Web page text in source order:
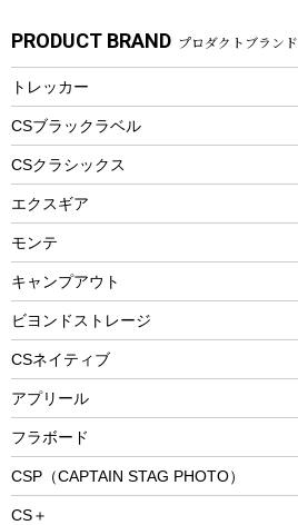
マグカップ、カップ
ステンレスボトル
フードボトル
トレー
ランチョンマット
ランチボックス
スプレー関係
ツール、他
ヘルメット
エアーポンプ
アクセサリー
自転車ウェア
パラソル
フローティングベスト
ヘルメット
エアーポンプ
ビーチテント
ウィンター
スノーシュー
防寒ウェア
トレッキング
トレッキングアクセサリー
プレイグッズ
ウェルネス
湯たんぽ
防災用品
PRODUCT BRAND プロダクトブランド
トレッカー
CSブラックラベル
CSクラシックス
エクスギア
モンテ
キャンプアウト
ビヨンドストレージ
CSネイティブ
アプリール
フラボード
CSP（CAPTAIN STAG PHOTO）
CS＋